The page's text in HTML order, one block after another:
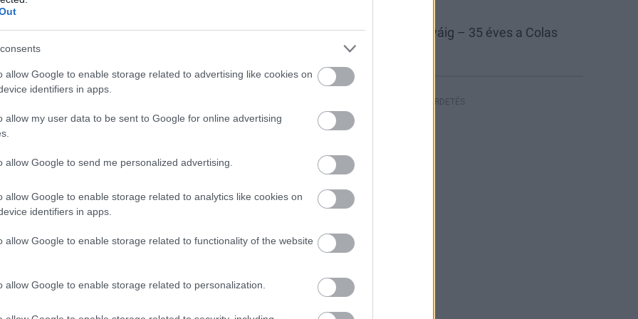
allow Google to enable storage related to advertising like cookies on
identifiers in apps.
allow my user data to be sent to Google for online advertising
allow Google to send me personalized advertising.
allow Google to enable storage related to analytics like cookies on
identifiers in apps.
allow Google to enable storage related to functionality of the website
allow Google to enable storage related to personalization.
Bright Field Studio​
is szerepet kapott
aSpeciálterv Építőmérnöki Kft.
egyik legnagyobb hídtervezési kihívása volt” -
megállót kellett biztosítani a
A bányától az autópályáig – 35 éves a Colas
Északkő
HIRDETÉS